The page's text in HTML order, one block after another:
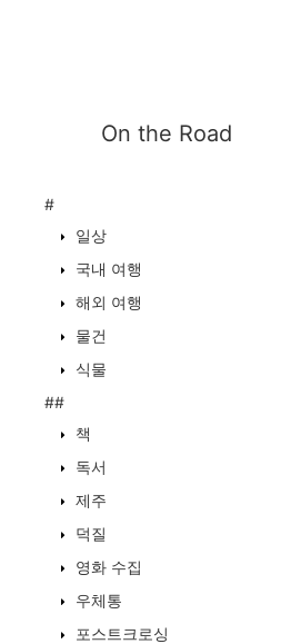
On the Road
#
일상
국내 여행
해외 여행
물건
식물
##
책
독서
제주
덕질
영화 수집
우체통
포스트크로싱